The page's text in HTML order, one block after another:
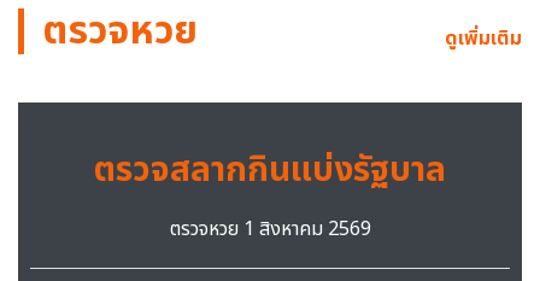
ตรวจหวย ดูเพิ่มเติม
ตรวจสลากกินแบ่งรัฐบาล
ตรวจหวย 1 สิงหาคม 2569